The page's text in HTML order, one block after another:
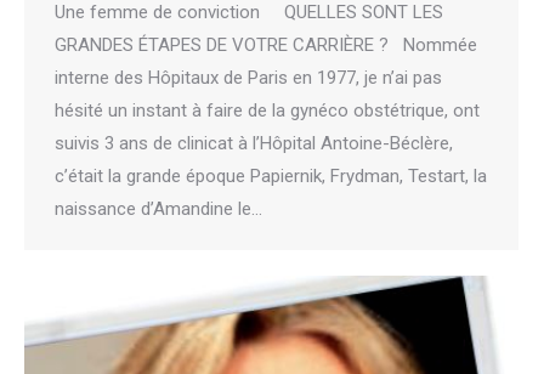
Une femme de conviction QUELLES SONT LES
GRANDES ÉTAPES DE VOTRE CARRIÈRE ? Nommée
interne des Hôpitaux de Paris en 1977, je n’ai pas
hésité un instant à faire de la gynéco obstétrique, ont
suivis 3 ans de clinicat à l’Hôpital Antoine-Béclère,
c’était la grande époque Papiernik, Frydman, Testart, la
naissance d’Amandine le…